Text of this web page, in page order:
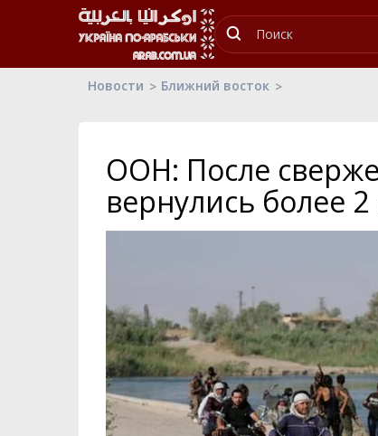
Новости Ближний восток
ООН: После
вернулись более